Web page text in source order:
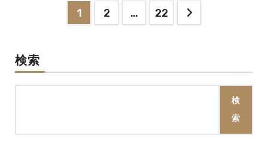
の
ペ
ジ
1 2 … 22
検索
検
索